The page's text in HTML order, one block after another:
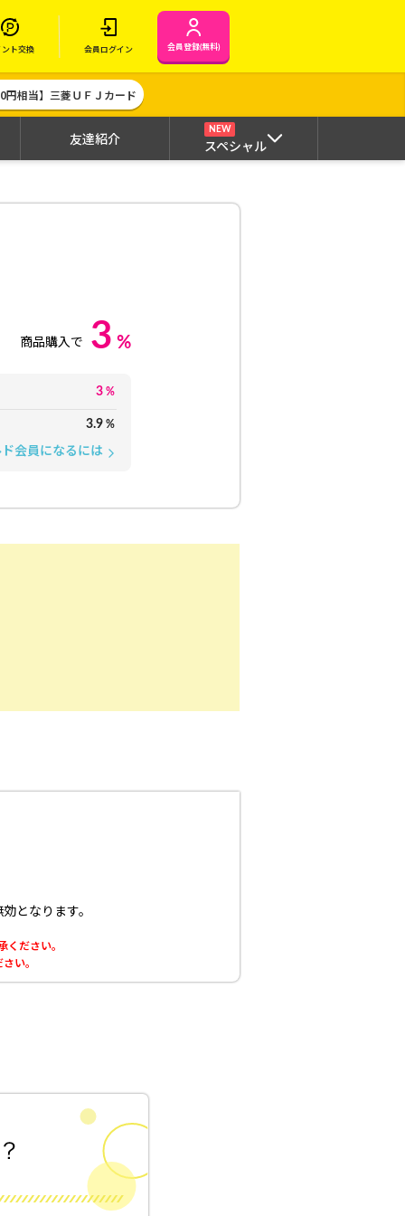
ント交換 会員ログイン 会員登録(無料)
円相当】三菱ＵＦＪカード
友達紹介
NEW
スペシャル
商品購入で 3 %
3 %
3.9 %
会員になるには arrow_forward_ios
となります。
ださい。
い。